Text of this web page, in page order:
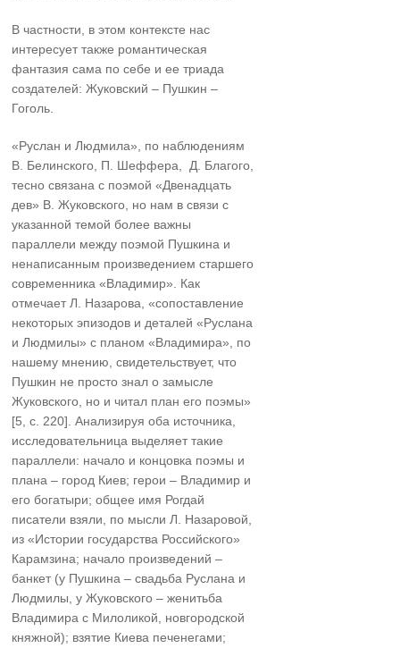
В частности, в этом контексте нас
интересует также романтическая
фантазия сама по себе и ее триада
создателей: Жуковский – Пушкин –
Гоголь.
«Руслан и Людмила», по наблюдениям
В. Белинского, П. Шеффера, Д. Благого,
тесно связана с поэмой «Двенадцать
дев» В. Жуковского, но нам в связи с
указанной темой более важны
параллели между поэмой Пушкина и
ненаписанным произведением старшего
современника «Владимир». Как
отмечает Л. Назарова, «сопоставление
некоторых эпизодов и деталей «Руслана
и Людмилы» с планом «Владимира», по
нашему мнению, свидетельствует, что
Пушкин не просто знал о замысле
Жуковского, но и читал план его поэмы»
[5, с. 220]. Анализируя оба источника,
исследовательница выделяет такие
параллели: начало и концовка поэмы и
плана – город Киев; герои – Владимир и
его богатыри; общее имя Рогдай
писатели взяли, по мысли Л. Назаровой,
из «Истории государства Российского»
Карамзина; начало произведений –
банкет (у Пушкина – свадьба Руслана и
Людмилы, у Жуковского – женитьба
Владимира с Милоликой, новгородской
княжной); взятие Киева печенегами;